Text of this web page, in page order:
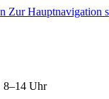
Zur Hauptnavigation
8–14 Uhr